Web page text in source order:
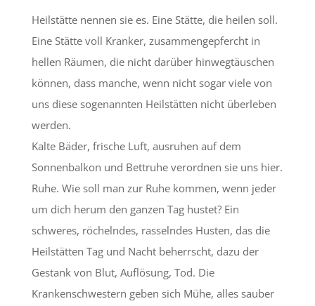
Heilstätte nennen sie es. Eine Stätte, die heilen soll.
Eine Stätte voll Kranker, zusammengepfercht in
hellen Räumen, die nicht darüber hinwegtäuschen
können, dass manche, wenn nicht sogar viele von
uns diese sogenannten Heilstätten nicht überleben
werden.
Kalte Bäder, frische Luft, ausruhen auf dem
Sonnenbalkon und Bettruhe verordnen sie uns hier.
Ruhe. Wie soll man zur Ruhe kommen, wenn jeder
um dich herum den ganzen Tag hustet? Ein
schweres, röchelndes, rasselndes Husten, das die
Heilstätten Tag und Nacht beherrscht, dazu der
Gestank von Blut, Auflösung, Tod. Die
Krankenschwestern geben sich Mühe, alles sauber